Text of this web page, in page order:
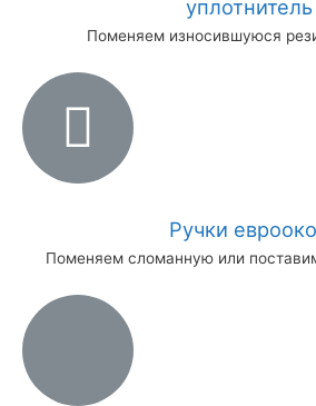
уплотнитель
Поменяем износившуюся
Ручки
Поменяем сломанную или